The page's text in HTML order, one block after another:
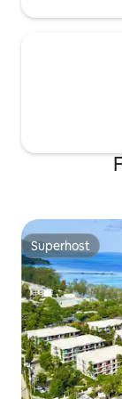
Superhost
Superhost